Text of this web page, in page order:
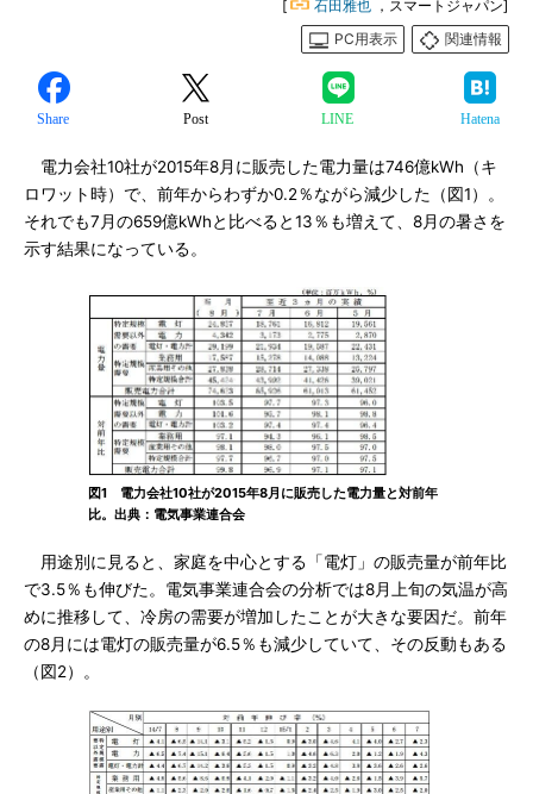
[ 石田雅也 ，スマートジャパン]
PC用表示
関連情報
Share Post LINE Hatena
電力会社10社が2015年8月に販売した電力量は746億kWh（キ
ロワット時）で、前年からわずか0.2％ながら減少した（図1）。
それでも7月の659億kWhと比べると13％も増えて、8月の暑さを
示す結果になっている。
図1 電力会社10社が2015年8月に販売した電力量と対前年
比。出典：電気事業連合会
用途別に見ると、家庭を中心とする「電灯」の販売量が前年比
で3.5％も伸びた。電気事業連合会の分析では8月上旬の気温が高
めに推移して、冷房の需要が増加したことが大きな要因だ。前年
の8月には電灯の販売量が6.5％も減少していて、その反動もある
（図2）。